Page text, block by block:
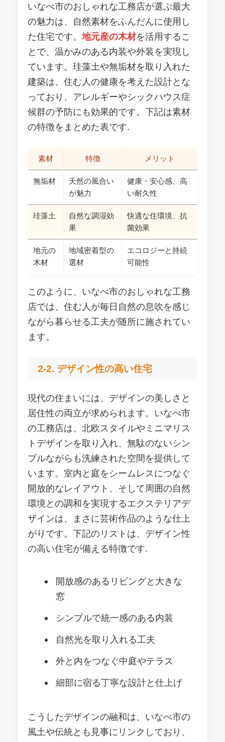
いなべ市のおしゃれな工務店が選ぶ最大
の魅力は、自然素材をふんだんに使用し
た住宅です。地元産の木材を活用するこ
とで、温かみのある内装や外装を実現し
ています。珪藻土や無垢材を取り入れた
建築は、住む人の健康を考えた設計とな
っており、アレルギーやシックハウス症
候群の予防にも効果的です。下記は素材
の特徴をまとめた表です.
素材 特徴 メリット
無垢材
天然の風合い
が魅力
健康・安心感、高
い耐久性
珪藻土
自然な調湿効
果
快適な住環境、抗
菌効果
地元の
木材
地域密着型の
選材
エコロジーと持続
可能性
このように、いなべ市のおしゃれな工務
店では、住む人が毎日自然の息吹を感じ
ながら暮らせる工夫が随所に施されてい
ます。
2-2. デザイン性の高い住宅
現代の住まいには、デザインの美しさと
居住性の両立が求められます。いなべ市
の工務店は、北欧スタイルやミニマリス
トデザインを取り入れ、無駄のないシン
プルながらも洗練された空間を提供して
います。室内と庭をシームレスにつなぐ
開放的なレイアウト、そして周囲の自然
環境との調和を実現するエクステリアデ
ザインは、まさに芸術作品のような仕上
がりです。下記のリストは、デザイン性
の高い住宅が備える特徴です.
開放感のあるリビングと大きな
窓
シンプルで統一感のある内装
自然光を取り入れる工夫
外と内をつなぐ中庭やテラス
細部に宿る丁寧な設計と仕上げ
こうしたデザインの融和は、いなべ市の
風土や伝統とも見事にリンクしており、